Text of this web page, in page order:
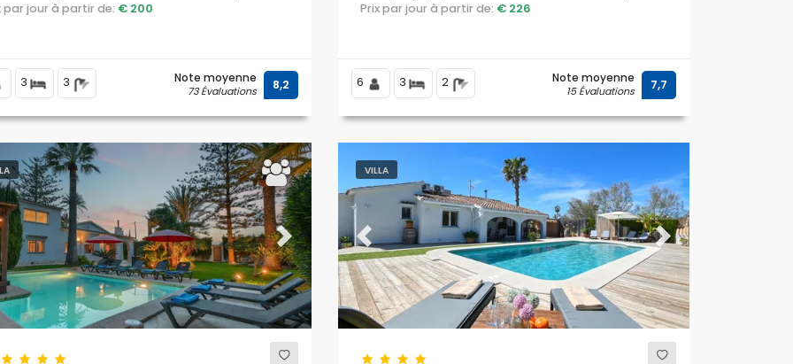
la plage de Las Marinas, Denia et à 0,5 km de la
par jour à partir de: € 200
3 3 Note moyenne
73 Évaluations 8,2
boutiques et supermarchés, à 100 mètres de la
Prix par jour à partir de: € 226
6 3 2 Note moyenne
15 Évaluations 7,7
Next
VILLA
Previous Next